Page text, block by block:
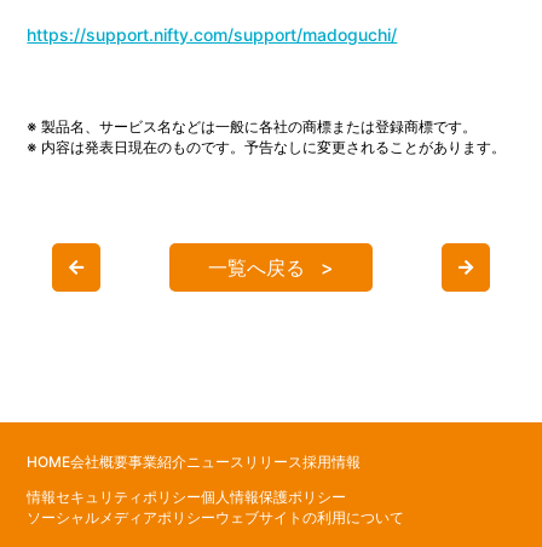
https://support.nifty.com/support/madoguchi/
※ 製品名、サービス名などは一般に各社の商標または登録商標です。
※ 内容は発表日現在のものです。予告なしに変更されることがあります。
一覧へ戻る
HOME会社概要事業紹介ニュースリリース採用情報
情報セキュリティポリシー個人情報保護ポリシー
ソーシャルメディアポリシーウェブサイトの利用について